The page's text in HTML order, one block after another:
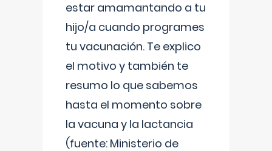
estar amamantando a tu
hijo/a cuando programes
tu vacunación. Te explico
el motivo y también te
resumo lo que sabemos
hasta el momento sobre
la vacuna y la lactancia
(fuente: Ministerio de